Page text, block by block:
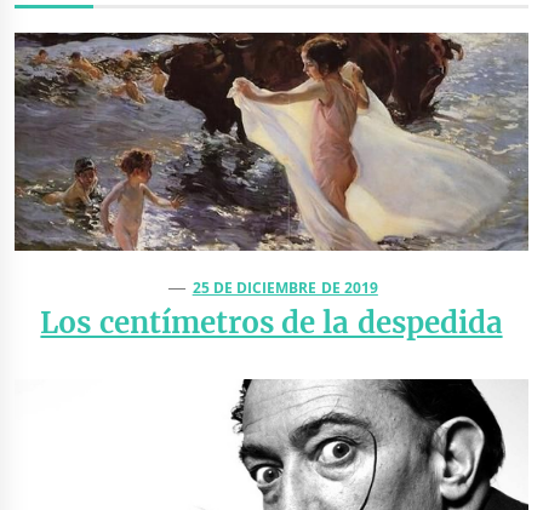
25 DE DICIEMBRE DE 2019
Los centímetros de la despedida